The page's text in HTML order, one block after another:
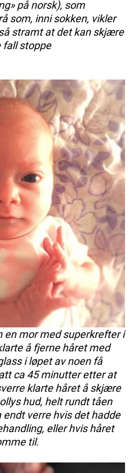
på norsk), som
som, inni sokken, vikler
stramt at det kan skjære
fall stoppe
en mor med superkrefter i
å fjerne håret med
i løpet av noen få
ca 45 minutter etter at
klarte håret å skjære
hud, helt rundt tåen
verre hvis det hadde
eller hvis håret
til.